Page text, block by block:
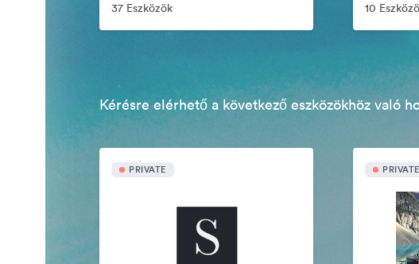
37 Eszközök 10
Kérésre elérhető a következő eszközökhöz való
PRIVATE PRIVATE